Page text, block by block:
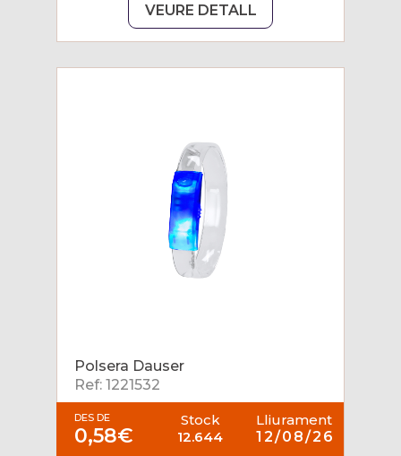
VEURE DETALL
Polsera Dauser
Ref: 1221532
DES DE
0,58€
Stock
12.644
Lliurament
12/08/26